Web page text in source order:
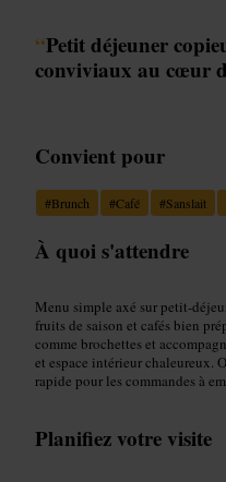
“Petit déjeuner
conviviaux au cœur
Convient pour
#Brunch #Café #Sanslait
À quoi s'attendre
Menu simple axé sur petit-
fruits de saison et cafés bien
comme brochettes et
et espace intérieur chaleureux.
rapide pour les commandes à
Planifiez votre visite